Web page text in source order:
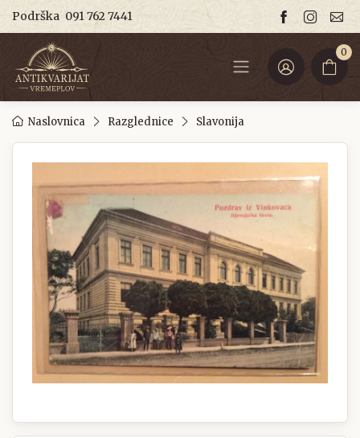
Podrška 091 762 7441
0
Naslovnica Razglednice Slavonija